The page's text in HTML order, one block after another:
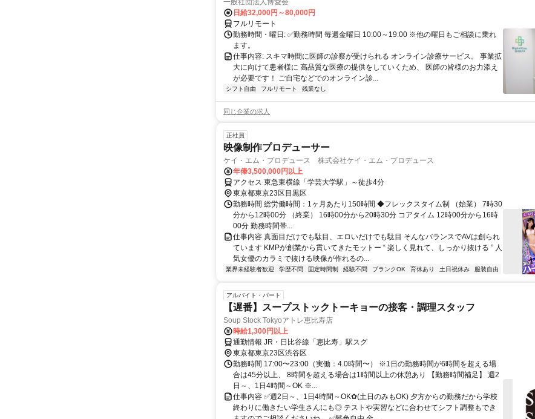
一般社団法人博愛会
日給32,000円～80,000円
フルリモート
勤務時間・曜日: ✅勤務時間 毎週金曜日 10:00～19:00 ※他の曜日もご相談に乗れ
ます。
仕事内容: スキマ時間に医師の診察が受けられる オンライン診療サービス。 事業拡
大に向けて患者様に 高品質な医療の提供をしていくため、 医師の皆様のお力添え
が必要です！ ご自宅などでのオンライン診...
シフト自由 フルリモート 残業なし
同じ企業の求人
正社員
映像制作プロデューサー
ケイ・エム・プロデュース 株式会社ケイ・エム・プロデュース
年俸3,500,000円以上
アクセス 東急東横線「学芸大学駅」～徒歩4分
東京都東京23区目黒区
勤務時間 総労働時間：1ヶ月あたり150時間 ◆フレックスタイム制 （始業） 7時30
分から12時00分 （終業） 16時00分から20時30分 コアタイム 12時00分から16時
00分 勤務時間帯...
仕事内容 真面目だけでも駄目、エロいだけでも駄目 そんなバランスでAVは創られ
ています KMPが創業から貫いてきたモットー “ 楽しく見れて、しっかり抜ける ” 人
気女優のカラミで抜ける映像が作れるの...
業界未経験者歓迎 学歴不問 固定時間制 経験不問 ブランクOK 育休あり 土日祝休み 服装自由
アルバイト・パート
【遅番】スープストックトーキョーの接客・調理スタッフ
Soup Stock Tokyoアトレ恵比寿店
時給1,300円以上
通勤情報 JR・日比谷線「恵比寿」駅スグ
東京都東京23区渋谷区
勤務時間 17:00〜23:00（実働：4.0時間〜） ※1日の勤務時間が6時間を超える場
合は45分以上、 8時間を超える場合は1時間以上の休憩あり 【勤務時間補足】 週2
日～、1日4時間～OK ※...
仕事内容 ✅週2日～、1日4時間～OK✿(土日のみもOK) 夕方からの勤務だから学校
終わりに働きたい学生さんにも◎ テストや実習などに合わせてシフト調整もでき